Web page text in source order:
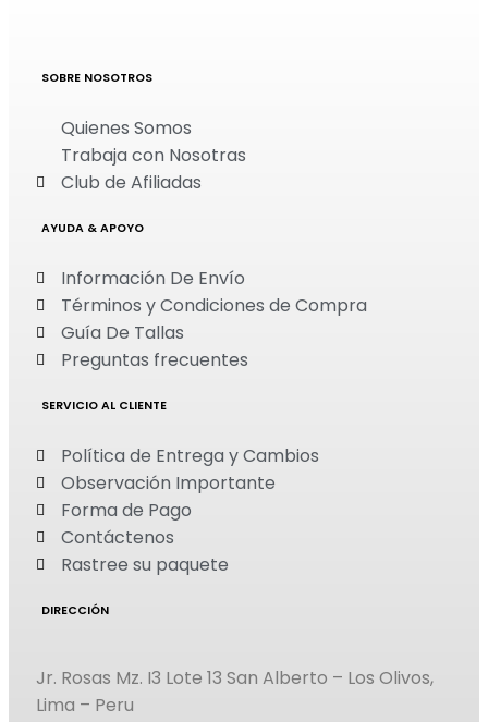
SOBRE NOSOTROS
Quienes Somos
Trabaja con Nosotras
Club de Afiliadas
AYUDA & APOYO
Información De Envío
Términos y Condiciones de Compra
Guía De Tallas
Preguntas frecuentes
SERVICIO AL CLIENTE
Política de Entrega y Cambios
Observación Importante
Forma de Pago
Contáctenos
Rastree su paquete
DIRECCIÓN
Jr. Rosas Mz. I3 Lote 13 San Alberto – Los Olivos,
Lima – Peru